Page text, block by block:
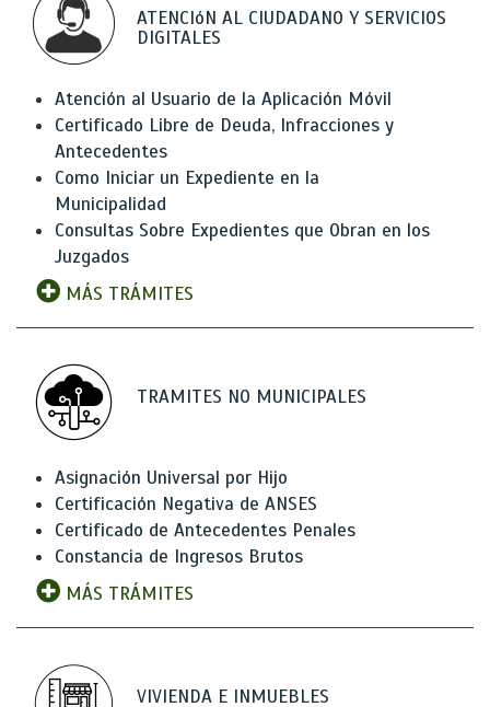
ATENCIóN AL CIUDADANO Y SERVICIOS
DIGITALES
Atención al Usuario de la Aplicación Móvil
Certificado Libre de Deuda, Infracciones y
Antecedentes
Como Iniciar un Expediente en la
Municipalidad
Consultas Sobre Expedientes que Obran en los
Juzgados
MÁS TRÁMITES
TRAMITES NO MUNICIPALES
Asignación Universal por Hijo
Certificación Negativa de ANSES
Certificado de Antecedentes Penales
Constancia de Ingresos Brutos
MÁS TRÁMITES
VIVIENDA E INMUEBLES